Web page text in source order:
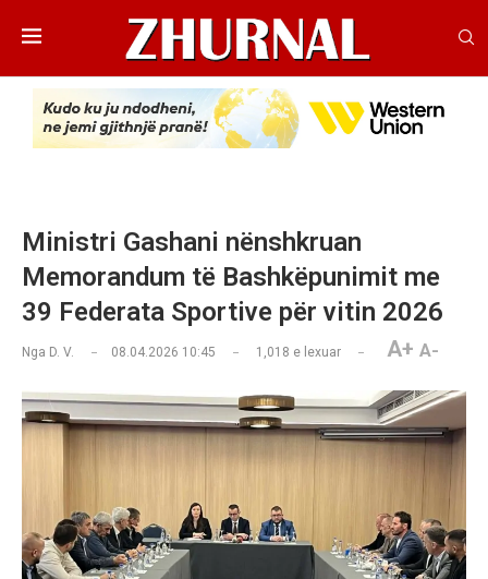
Ministri Gashani nënshkruan
Memorandum të Bashkëpunimit me
39 Federata Sportive për vitin 2026
Nga D. V. 08.04.2026 10:45 1,018 e lexuar A+ A-